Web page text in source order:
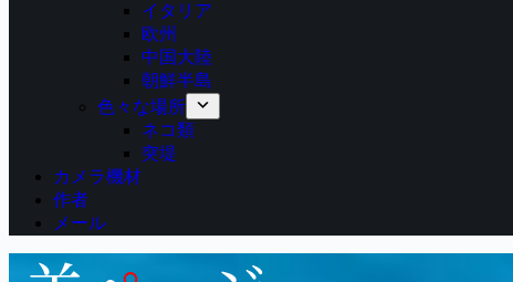
イタリア
欧州
中国大陸
朝鮮半島
色々な場所
ネコ類
突堤
カメラ機材
作者
メール